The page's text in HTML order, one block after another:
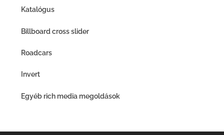
Katalógus
Billboard cross slider
Roadcars
Invert
Egyéb rich media megoldások